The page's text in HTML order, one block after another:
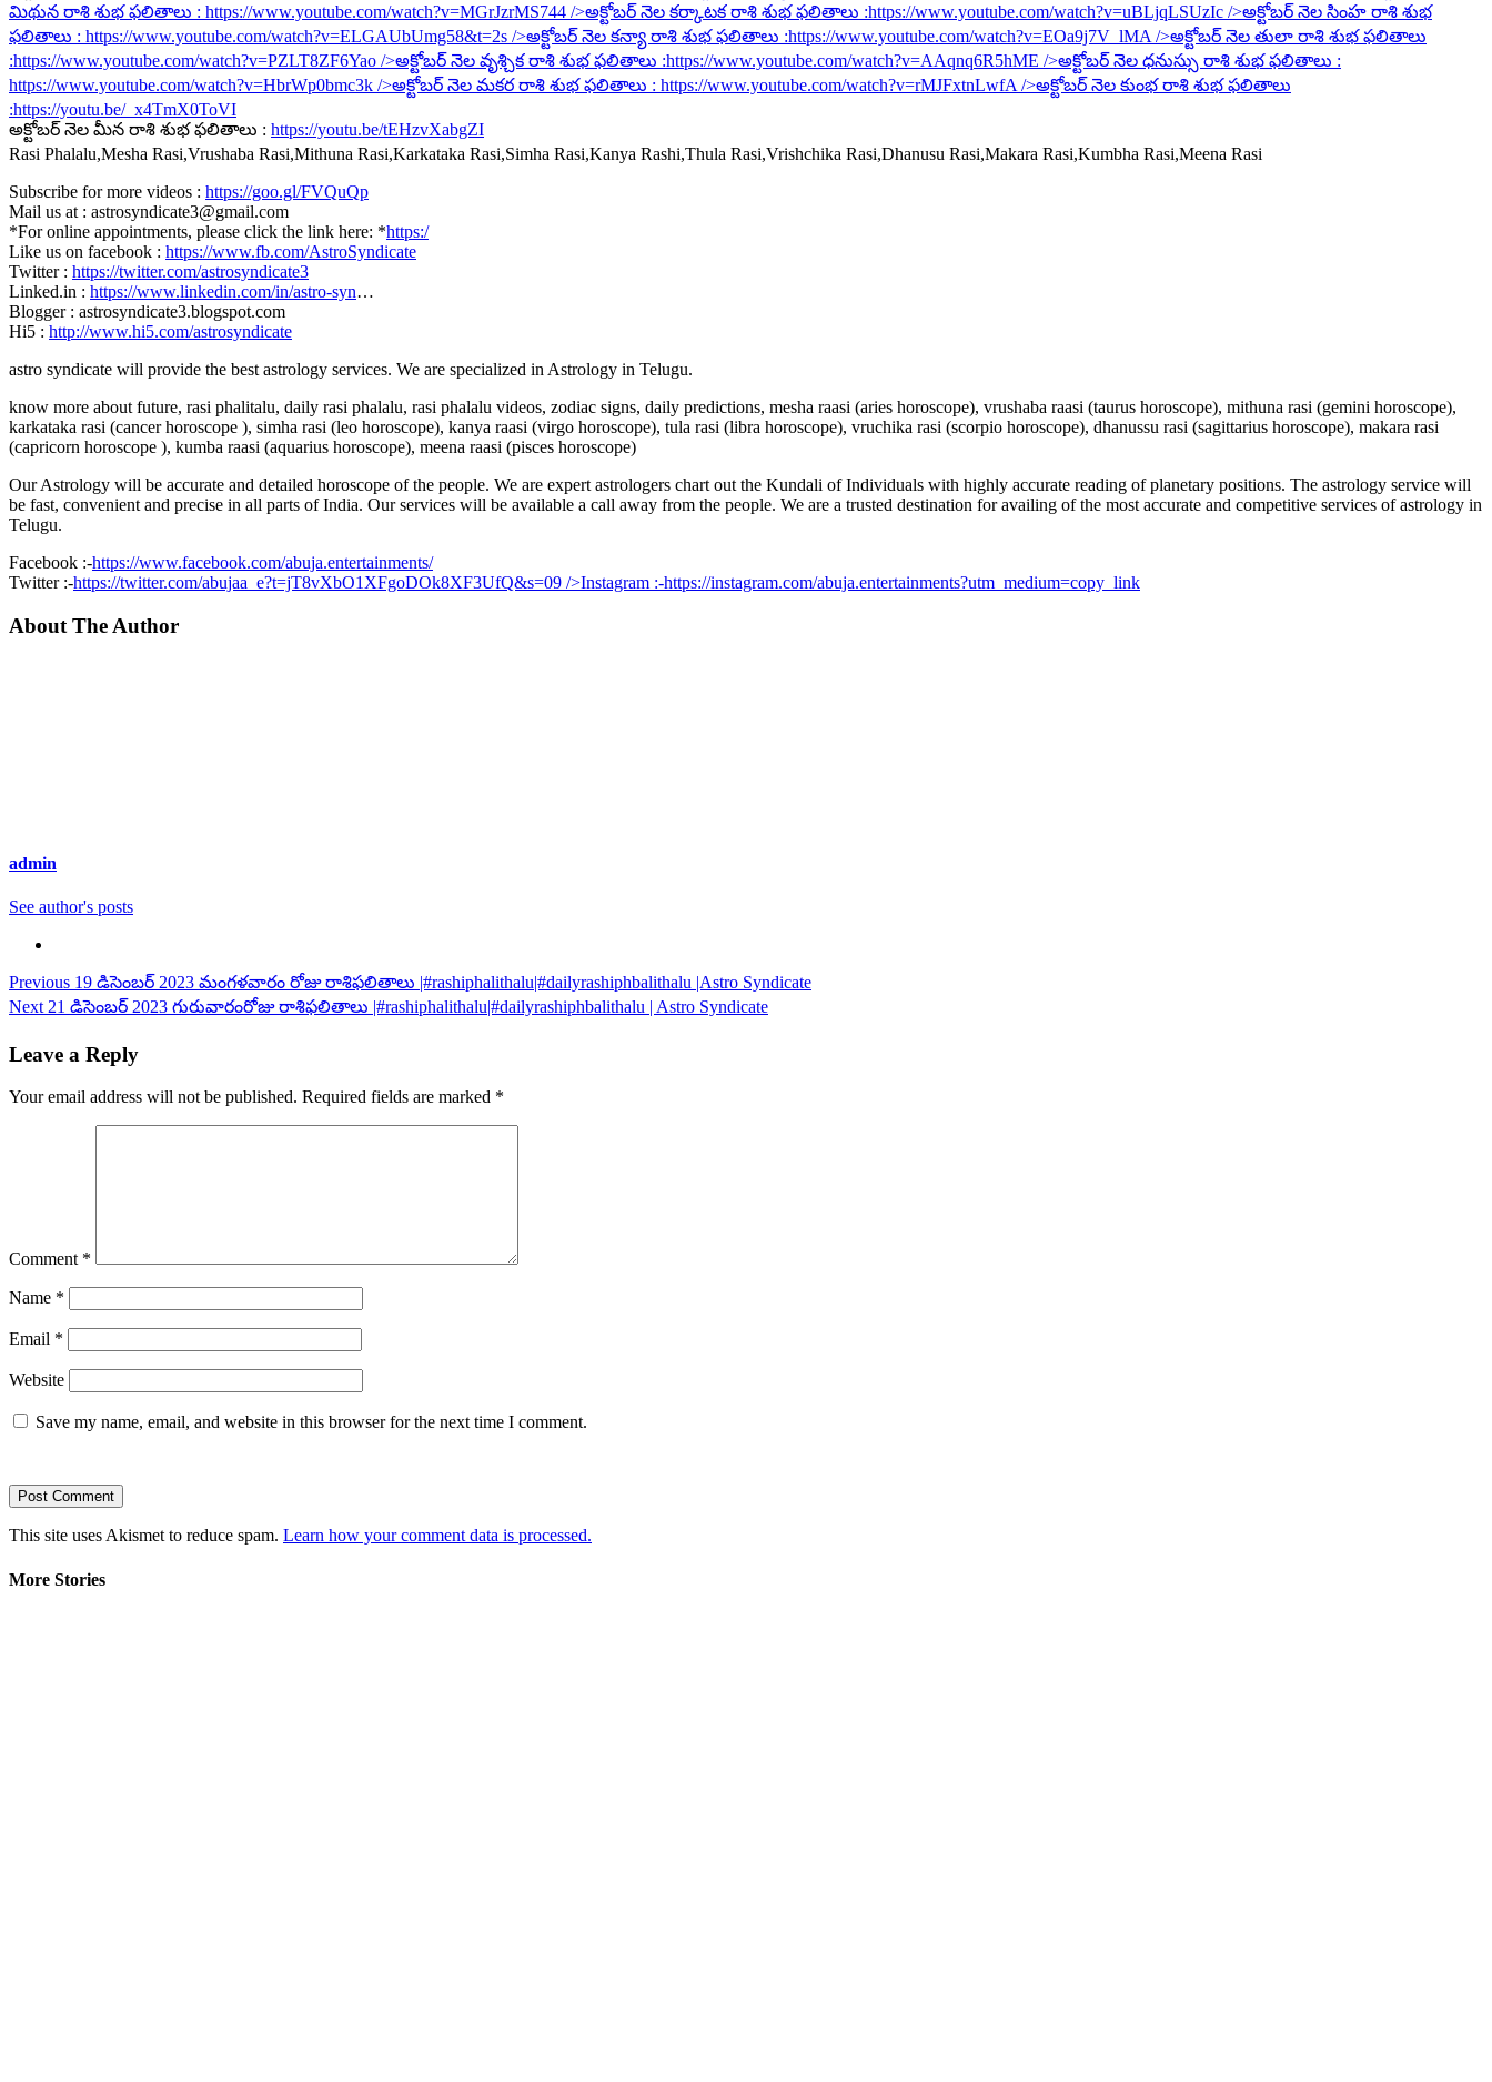
మిథున రాశి శుభ ఫలితాలు : https://www.youtube.com/watch?v=MGrJzrMS744 />అక్టోబర్ నెల కర్కాటక రాశి శుభ ఫలితాలు :https://www.youtube.com/watch?v=uBLjqLSUzIc />అక్టోబర్ నెల సింహ రాశి శుభ
ఫలితాలు : https://www.youtube.com/watch?v=ELGAUbUmg58&t=2s />అక్టోబర్ నెల కన్యా రాశి శుభ ఫలితాలు :https://www.youtube.com/watch?v=EOa9j7V_lMA />అక్టోబర్ నెల తులా రాశి శుభ ఫలితాలు
:https://www.youtube.com/watch?v=PZLT8ZF6Yao />అక్టోబర్ నెల వృశ్చిక రాశి శుభ ఫలితాలు :https://www.youtube.com/watch?v=AAqnq6R5hME />అక్టోబర్ నెల ధనుస్సు రాశి శుభ ఫలితాలు :
https://www.youtube.com/watch?v=HbrWp0bmc3k />అక్టోబర్ నెల మకర రాశి శుభ ఫలితాలు : https://www.youtube.com/watch?v=rMJFxtnLwfA />అక్టోబర్ నెల కుంభ రాశి శుభ ఫలితాలు
:https://youtu.be/_x4TmX0ToVI
అక్టోబర్ నెల మీన రాశి శుభ ఫలితాలు : https://youtu.be/tEHzvXabgZI
Rasi Phalalu,Mesha Rasi,Vrushaba Rasi,Mithuna Rasi,Karkataka Rasi,Simha Rasi,Kanya Rashi,Thula Rasi,Vrishchika Rasi,Dhanusu Rasi,Makara Rasi,Kumbha Rasi,Meena Rasi
Subscribe for more videos : https://goo.gl/FVQuQp
Mail us at : astrosyndicate3@gmail.com
*For online appointments, please click the link here: *https:/
Like us on facebook : https://www.fb.com/AstroSyndicate
Twitter : https://twitter.com/astrosyndicate3
Linked.in : https://www.linkedin.com/in/astro-syn…
Blogger : astrosyndicate3.blogspot.com
Hi5 : http://www.hi5.com/astrosyndicate
astro syndicate will provide the best astrology services. We are specialized in Astrology in Telugu.
know more about future, rasi phalitalu, daily rasi phalalu, rasi phalalu videos, zodiac signs, daily predictions, mesha raasi (aries horoscope), vrushaba raasi (taurus horoscope), mithuna rasi (gemini horoscope),
karkataka rasi (cancer horoscope ), simha rasi (leo horoscope), kanya raasi (virgo horoscope), tula rasi (libra horoscope), vruchika rasi (scorpio horoscope), dhanussu rasi (sagittarius horoscope), makara rasi
(capricorn horoscope ), kumba raasi (aquarius horoscope), meena raasi (pisces horoscope)
Our Astrology will be accurate and detailed horoscope of the people. We are expert astrologers chart out the Kundali of Individuals with highly accurate reading of planetary positions. The astrology service will
be fast, convenient and precise in all parts of India. Our services will be available a call away from the people. We are a trusted destination for availing of the most accurate and competitive services of astrology in
Telugu.
Facebook :-https://www.facebook.com/abuja.entertainments/
Twitter :-https://twitter.com/abujaa_e?t=jT8vXbO1XFgoDOk8XF3UfQ&s=09 />Instagram :-https://instagram.com/abuja.entertainments?utm_medium=copy_link
About The Author
admin
See author's posts
Continue
Reading
Previous 19 డిసెంబర్ 2023 మంగళవారం రోజు రాశిఫలితాలు |#rashiphalithalu|#dailyrashiphbalithalu |Astro Syndicate
Next 21 డిసెంబర్ 2023 గురువారంరోజు రాశిఫలితాలు |#rashiphalithalu|#dailyrashiphbalithalu | Astro Syndicate
Leave a Reply
Your email address will not be published. Required fields are marked *
Comment *
Name *
Email *
Website
Save my name, email, and website in this browser for the next time I comment.
This site uses Akismet to reduce spam. Learn how your comment data is processed.
More Stories